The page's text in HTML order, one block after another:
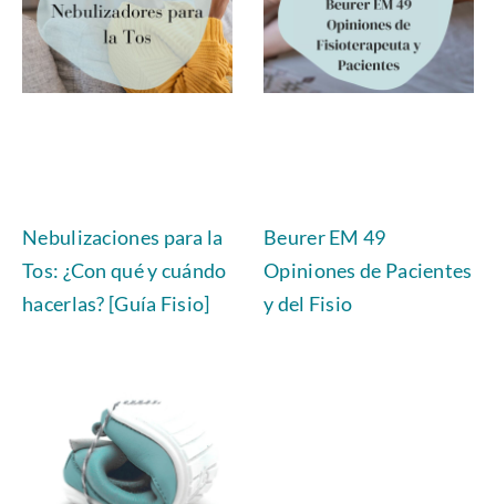
Nebulizaciones para la
Tos: ¿Con qué y cuándo
hacerlas? [Guía Fisio]
Beurer EM 49
Opiniones de Pacientes
y del Fisio